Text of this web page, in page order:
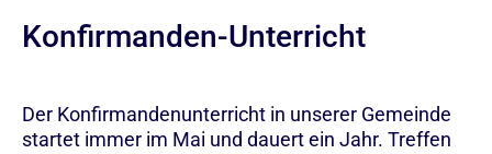
Konfirmanden-Unterricht
Der Konfirmandenunterricht in unserer Gemeinde
startet immer im Mai und dauert ein Jahr. Treffen